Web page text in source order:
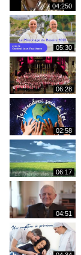
04:250
05:30
06:28
02:58
06:17
04:51